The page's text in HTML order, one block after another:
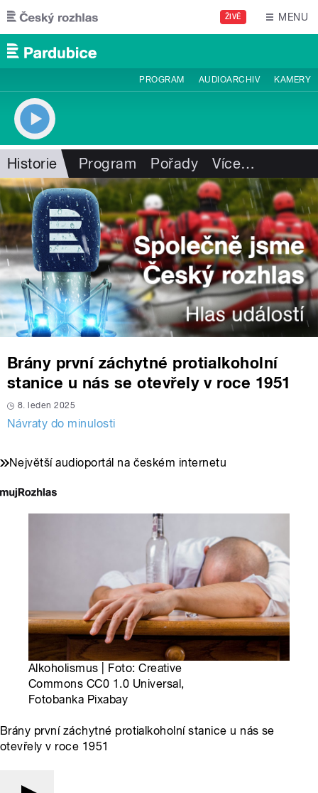
Přejít k hlavnímu obsahu
ŽIVĚ MENU
PROGRAM AUDIOARCHIV KAMERY
Historie Program Pořady Více…
Brány první záchytné protialkoholní
stanice u nás se otevřely v roce 1951
8. leden 2025
Návraty do minulosti
Největší audioportál na českém internetu
Alkoholismus | Foto: Creative
Commons CC0 1.0 Universal,
Fotobanka Pixabay
Brány první záchytné protialkoholní stanice u nás se
otevřely v roce 1951